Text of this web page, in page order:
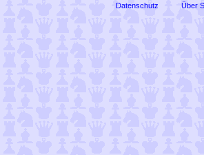
Datenschutz Über